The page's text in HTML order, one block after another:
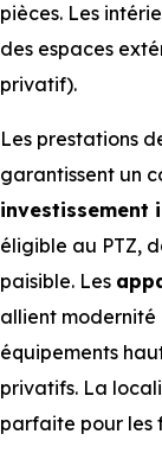
pièces. Les
des espaces
privatif).
Les prestations
garantissent un
investissement
éligible au PTZ,
paisible. Les
allient modernité
équipements
privatifs. La
parfaite pour les